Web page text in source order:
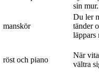
sin
manskör
Du ler
tänder
läppars
röst och piano
När
vältra